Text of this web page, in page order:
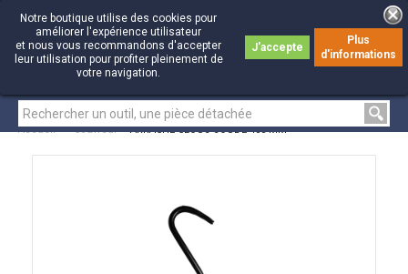
0
0
Notre boutique utilise des cookies pour
améliorer l'expérience utilisateur
et nous vous recommandons d'accepter
leur utilisation pour profiter pleinement de
votre navigation.
J'accepte
Plus
d'informations
Accueil > Couvreur > ARRACHE-CLOUS SOUDÉ 400 MM